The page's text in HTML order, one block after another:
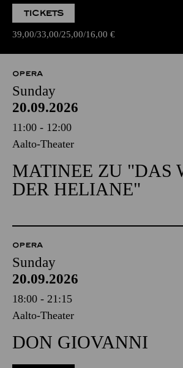
TICKETS
39,00 33,00 25,00 16,00 €
OPERA
Sunday
20.09.2026
11:00 - 12:00
Aalto-Theater
MATINEE ZU "DAS
DER HELIANE"
OPERA
Sunday
20.09.2026
18:00 - 21:15
Aalto-Theater
DON GIOVANNI